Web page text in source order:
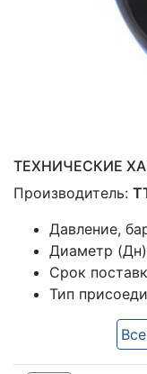
ТЕХНИЧЕСКИЕ
Производитель:
Давление,
Диаметр
Срок
Тип